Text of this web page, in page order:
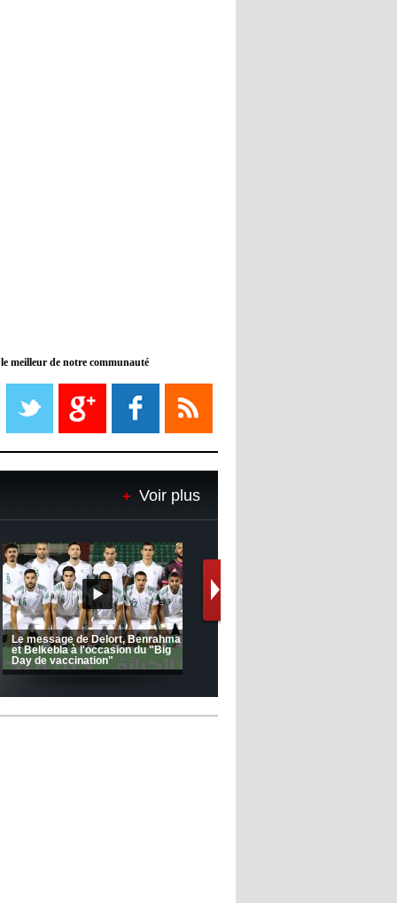
08:21 - 2022/11/08
Liverpool mis en vente par son
propriétaire
Le Barça savoure sa première
place et chambre le Real Madrid
de matchs"
12:39 - 2022/11/06
Real : Les dirigeants veulent le
départ d'Hazard cet hiver
meilleur de notre communauté
Voir plus
Le message de Delort, Benrahma
et Belkebla à l'occasion du "Big
Day de vaccination"